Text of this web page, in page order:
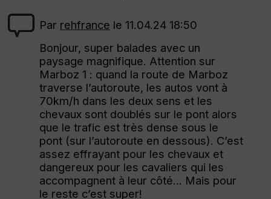
Par rehfrance le 11.04.24 18:50
Bonjour, super balades avec un
paysage magnifique. Attention sur
Marboz 1 : quand la route de Marboz
traverse l’autoroute, les autos vont à
70km/h dans les deux sens et les
chevaux sont doublés sur le pont alors
que le trafic est très dense sous le
pont (sur l’autoroute en dessous). C’est
assez effrayant pour les chevaux et
dangereux pour les cavaliers qui les
accompagnent à leur côté… Mais pour
le reste c’est super!